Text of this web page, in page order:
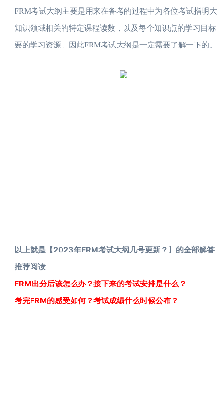
FRM考试大纲主要是用来在备考的过程中为各位考试指明
知识领域相关的特定课程读数，以及每个知识点的学习目
要的学习资源。因此FRM考试大纲是一定需要了解一下的。
以上就是【2023年FRM考试大纲几号更新？】的全部解
推荐阅读
FRM出分后该怎么办？接下来的考试安排是什么？
考完FRM的感受如何？考试成绩什么时候公布？